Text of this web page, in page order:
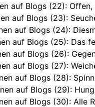
auf Blogs (22):
auf Blogs (23):
auf Blogs (24):
auf Blogs (25): Das
auf Blogs (26):
auf Blogs (27):
auf Blogs (28):
auf Blogs (29):
auf Blogs (30): Alle